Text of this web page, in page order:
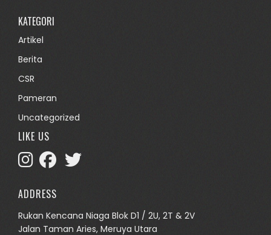
KATEGORI
Artikel
Berita
CSR
Pameran
Uncategorized
LIKE US
ADDRESS
Rukan Kencana Niaga Blok D1 / 2U, 2T & 2V
Jalan Taman Aries, Meruya Utara